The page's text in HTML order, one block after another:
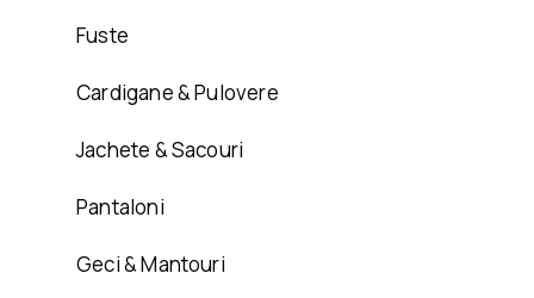
Fuste
Cardigane & Pulovere
Jachete & Sacouri
Pantaloni
Geci & Mantouri